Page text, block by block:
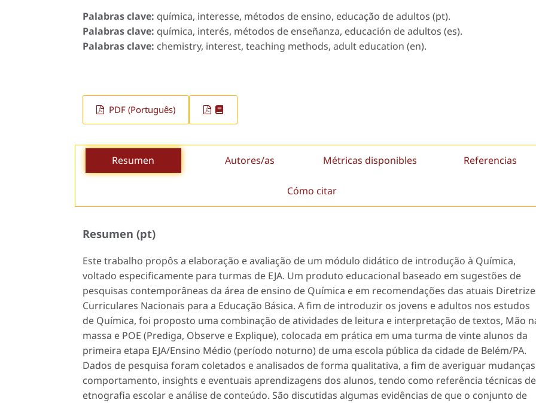
Palabras clave: química, interesse, métodos de ensino, educação de adultos (pt).
Palabras clave: química, interés, métodos de enseñanza, educación de adultos (es).
Palabras clave: chemistry, interest, teaching methods, adult education (en).
PDF (Português)
Resumen Autores/as Métricas disponibles Referencias
Cómo citar
Resumen (pt)
Este trabalho propôs a elaboração e avaliação de um módulo didático de introdução à Química,
voltado especificamente para turmas de EJA. Um produto educacional baseado em sugestões de
pesquisas contemporâneas da área de ensino de Química e em recomendações das atuais
Curriculares Nacionais para a Educação Básica. A fim de introduzir os jovens e adultos nos estudos
de Química, foi proposto uma combinação de atividades de leitura e interpretação de textos, Mão
massa e POE (Prediga, Observe e Explique), colocada em prática em uma turma de vinte alunos da
primeira etapa EJA/Ensino Médio (período noturno) de uma escola pública da cidade de Belém/PA.
Dados de pesquisa foram coletados e analisados de forma qualitativa, a fim de averiguar mudanças
comportamento, insights e eventuais aprendizagens dos alunos, tendo como referência técnicas de
etnografia escolar e análise de conteúdo. São discutidas algumas evidências de que o conjunto de